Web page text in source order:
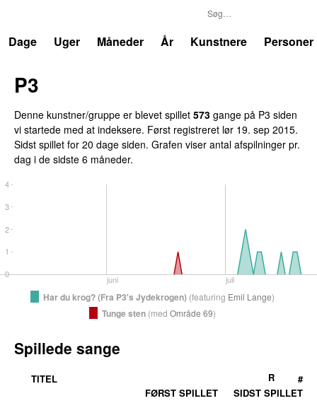
Dage
Uger Måneder År Kunstnere Personer
P3
Denne kunstner/gruppe er blevet spillet 573 gange på P3 siden
vi startede med at indeksere. Først registreret lør 19. sep 2015.
Sidst spillet for 20 dage siden. Grafen viser antal afspilninger pr.
dag i de sidste 6 måneder.
juni juli
0
1
2
3
4
Har du krog? (Fra P3's Jydekrogen)(featuring Emil Lange)
Tunge sten(med Område 69)
Spillede sange
TITEL
FØRST SPILLET
SIDST SPILLET
R #